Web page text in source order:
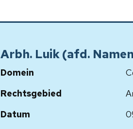
Arbh. Luik (afd.
Domein
Rechtsgebied
Datum